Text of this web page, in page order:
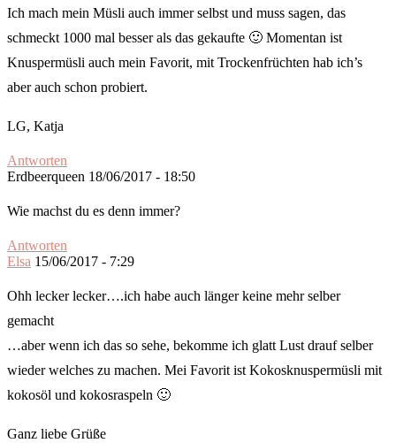
Ich mach mein Müsli auch immer selbst und muss sagen, das
schmeckt 1000 mal besser als das gekaufte 🙂 Momentan ist
Knuspermüsli auch mein Favorit, mit Trockenfrüchten hab ich’s
aber auch schon probiert.
LG, Katja
Antworten
Erdbeerqueen 18/06/2017 - 18:50
Wie machst du es denn immer?
Antworten
Elsa 15/06/2017 - 7:29
Ohh lecker lecker….ich habe auch länger keine mehr selber
gemacht
…aber wenn ich das so sehe, bekomme ich glatt Lust drauf selber
wieder welches zu machen. Mei Favorit ist Kokosknuspermüsli mit
kokosöl und kokosraspeln 🙂
Ganz liebe Grüße